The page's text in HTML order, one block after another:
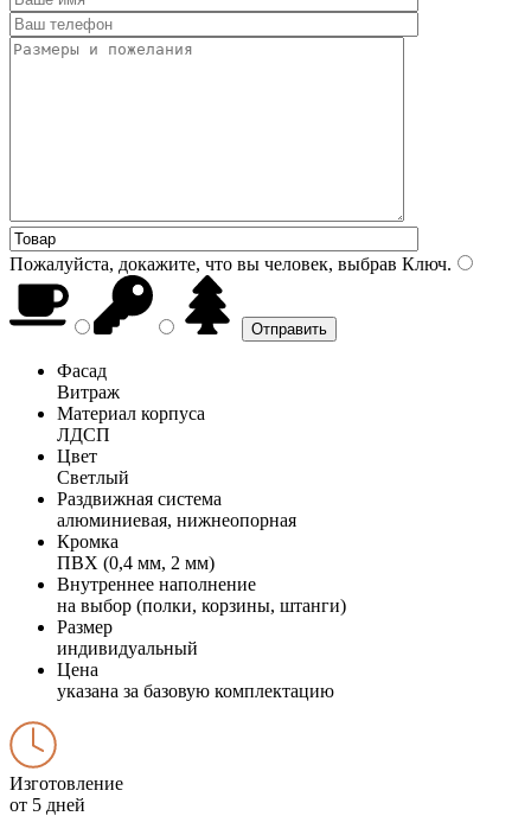
Пожалуйста, докажите, что вы человек, выбрав Ключ.
Фасад
Витраж
Материал корпуса
ЛДСП
Цвет
Светлый
Раздвижная система
алюминиевая, нижнеопорная
Кромка
ПВХ (0,4 мм, 2 мм)
Внутреннее наполнение
на выбор (полки, корзины, штанги)
Размер
индивидуальный
Цена
указана за базовую комплектацию
Изготовление
от 5 дней